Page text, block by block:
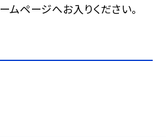
ムページへお入りください。